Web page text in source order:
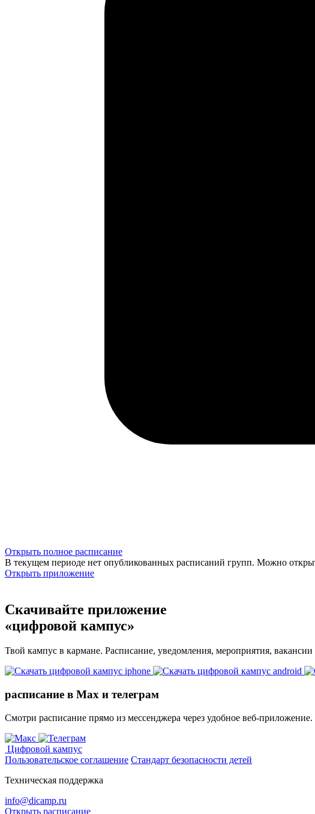
Открыть полное расписание
В текущем периоде нет опубликованных расписаний групп. Можно
Открыть приложение
Скачивайте приложение
«цифровой кампус»
Твой кампус в кармане. Расписание, уведомления, мероприятия,
расписание в Max и телеграм
Смотри расписание прямо из мессенджера через удобное веб‑приложение.
Цифровой кампус
Пользовательское соглашение Стандарт безопасности детей
Техническая поддержка
info@dicamp.ru
Открыть расписание